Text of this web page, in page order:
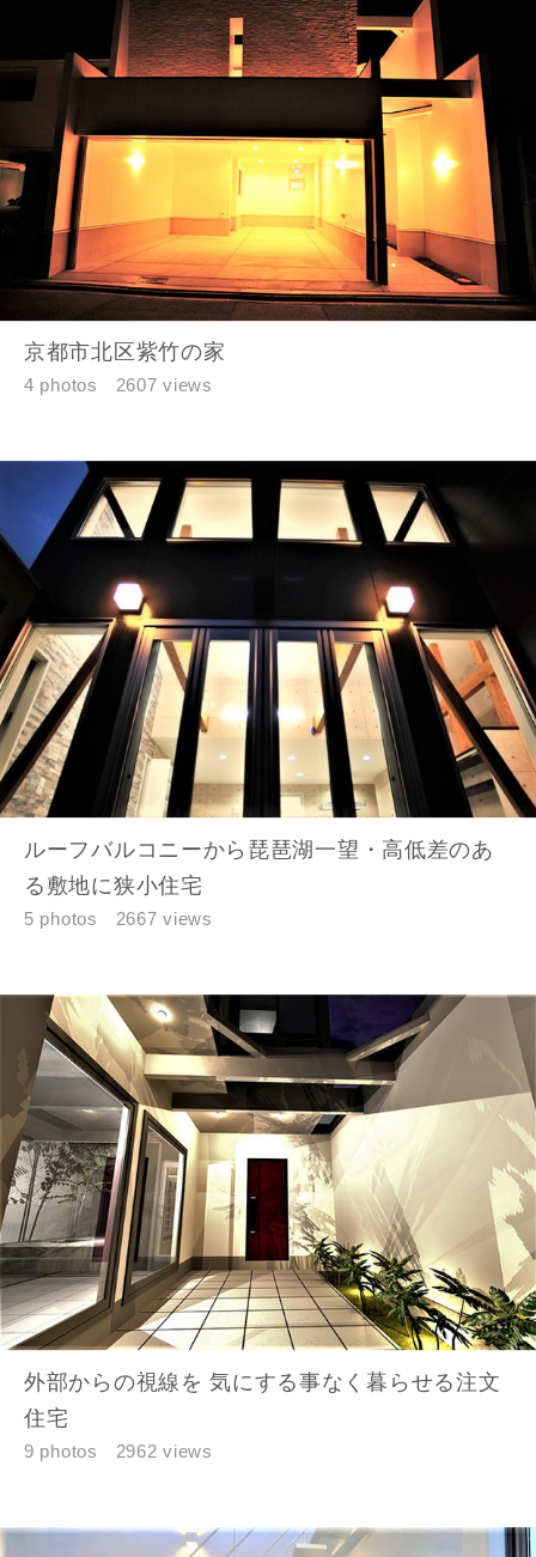
京都市北区紫竹の家
4 photos 2607 views
ルーフバルコニーから琵琶湖一望・高低差のあ
る敷地に狭小住宅
5 photos 2667 views
外部からの視線を 気にする事なく暮らせる注文
住宅
9 photos 2962 views